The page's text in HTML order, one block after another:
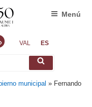
VAL ES
Buscar
Menú
municipal » Fernando